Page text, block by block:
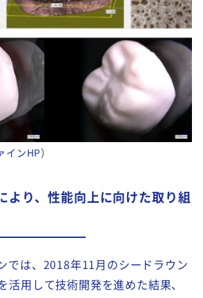
インHP）
より、性能向上に向けた取り組
では、2018年11月のシードラウン
活用して技術開発を進めた結果、